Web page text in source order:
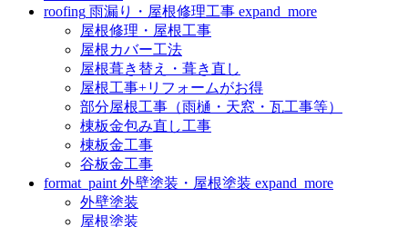
roofing 雨漏り・屋根修理工事 expand_more
屋根修理・屋根工事
屋根カバー工法
屋根葺き替え・葺き直し
屋根工事+リフォームがお得
部分屋根工事（雨樋・天窓・瓦工事等）
棟板金包み直し工事
棟板金工事
谷板金工事
format_paint 外壁塗装・屋根塗装 expand_more
外壁塗装
屋根塗装